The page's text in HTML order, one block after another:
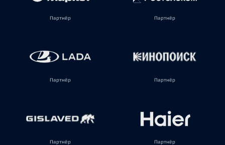
Партнёр Партнёр
Партнёр Партнёр
Партнёр Партнёр